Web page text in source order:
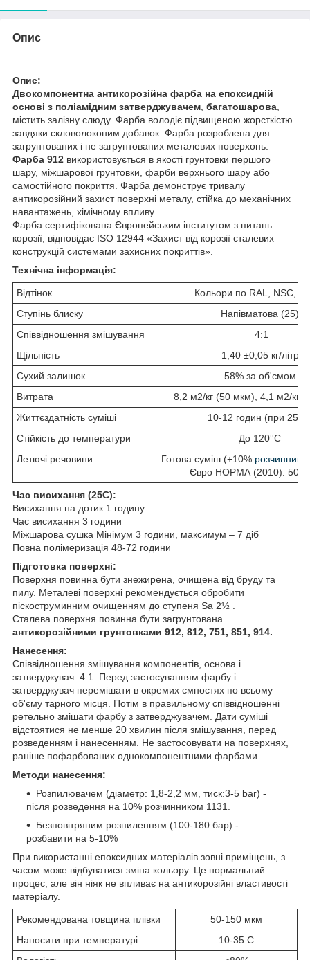
Опис
Опис:
Двокомпонентна антикорозійна фарба на епоксидній
основі з поліамідним затверджувачем багатошарова
містить залізну слюду. Фарба володіє підвищеною жорсткістю
завдяки скловолоконим добавок. Фарба розроблена для
загрунтованих і не загрунтованих металевих поверхонь.
Фарба 912 використовується в якості грунтовки першого
шару, міжшарової грунтовки, фарби верхнього шару або
самостійного покриття. Фарба демонструє тривалу
антикорозійний захист поверхні металу, стійка до механічних
навантажень, хімічному впливу.
Фарба сертифікована Європейським інститутом з питань
корозії, відповідає ISO 12944 «Захист від корозії сталевих
конструкцій системами захисних покриттів».
Технічна інформація:
Відтінок
Кольори по RAL, NSC,
Ступінь блиску
Напівматова (25)
Співвідношення змішування
4:1
Щільність
1,40 ±0,05 кг/літр
Сухий залишок
58% за об'ємом
Витрата
8,2 м2/кг (50 мкм), 4,1 м2/кг
Життєздатність суміші
10-12 годин (при
Стійкість до температури
До 120°С
Летючі речовини
Готова суміш (+10% розчинника
Євро НОРМА (2010): 500
Час висихання (25C):
Висихання на дотик 1 годину
Час висихання 3 години
Міжшарова сушка Мінімум 3 години, максимум – 7 діб
Повна полімеризація 48-72 години
Підготовка поверхні:
Поверхня повинна бути знежирена, очищена від бруду та
пилу. Металеві поверхні рекомендується обробити
піскоструминним очищенням до ступеня Sa 2½ .
Сталева поверхня повинна бути загрунтована
антикорозійними грунтовками 912, 812, 751, 851, 914.
Нанесення:
Співвідношення змішування компонентів, основа і
затверджувач: 4:1. Перед застосуванням фарбу і
затверджувач перемішати в окремих ємностях по всьому
об'єму тарного місця. Потім в правильному співвідношенні
ретельно змішати фарбу з затверджувачем. Дати суміші
відстоятися не менше 20 хвилин після змішування, перед
розведенням і нанесенням. Не застосовувати на поверхнях,
раніше пофарбованих однокомпонентними фарбами.
Методи нанесення:
Розпилювачем (діаметр: 1,8-2,2 мм, тиск:3-5 bar) -
після розведення на 10% розчинником 1131.
Безповітряним розпиленням (100-180 бар) -
розбавити на 5-10%
При використанні епоксидних матеріалів зовні приміщень, з
часом може відбуватися зміна кольору. Це нормальний
процес, але він ніяк не впливає на антикорозійні властивості
матеріалу.
Рекомендована товщина плівки
50-150 мкм
Наносити при температурі
10-35 C